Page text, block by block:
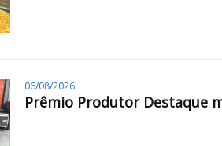
06/08/2026
Prêmio Produtor Destaque